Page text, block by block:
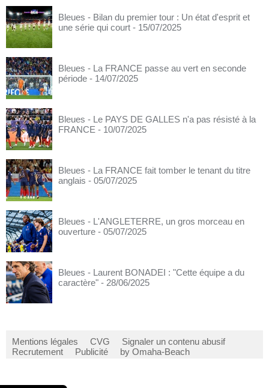
Bleues - Bilan du premier tour : Un état d'esprit et
une série qui court - 15/07/2025
Bleues - La FRANCE passe au vert en seconde
période - 14/07/2025
Bleues - Le PAYS DE GALLES n'a pas résisté à la
FRANCE - 10/07/2025
Bleues - La FRANCE fait tomber le tenant du titre
anglais - 05/07/2025
Bleues - L'ANGLETERRE, un gros morceau en
ouverture - 05/07/2025
Bleues - Laurent BONADEI : "Cette équipe a du
caractère" - 28/06/2025
Mentions légales CVG
Signaler un contenu abusif
Recrutement
Publicité by Omaha-Beach